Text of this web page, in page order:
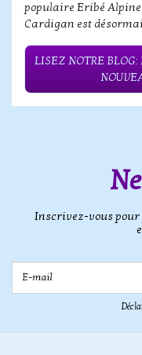
populaire Eribé
Cardigan est
LISEZ NOTRE BLOG:
Inscrivez-vous pour